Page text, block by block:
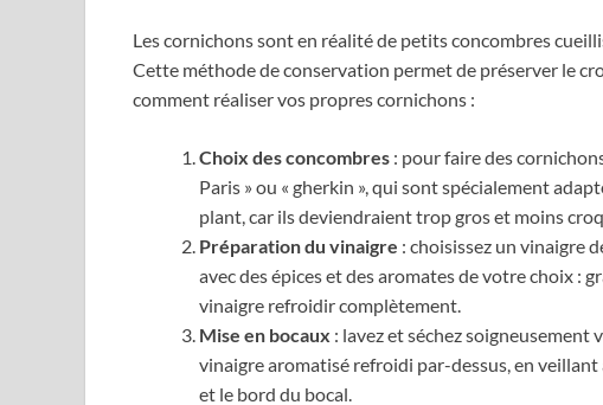
Les cornichons sont en réalité de petits concombres
Cette méthode de conservation permet de préserver le
comment réaliser vos propres cornichons :
Choix des concombres : pour faire des
Paris » ou « gherkin », qui sont spécialement
plant, car ils deviendraient trop gros et moins
Préparation du vinaigre : choisissez un vinaigre
avec des épices et des aromates de votre choix :
vinaigre refroidir complètement.
Mise en bocaux : lavez et séchez
vinaigre aromatisé refroidi par-dessus, en veillant
et le bord du bocal.